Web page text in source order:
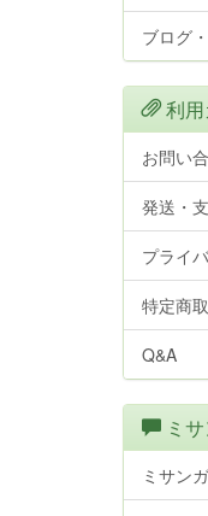
ブログ
利
お問い
発送・
プライ
特定商
Q&A
ミ
ミサン